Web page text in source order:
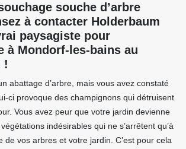
souche d’arbre
à contacter Holderbaum
paysagiste pour
à Mondorf-les-bains au
!
abattage d’arbre, mais vous avez constaté
ci provoque des champignons qui détruisent
Vous avez peur que votre jardin devienne
indésirables qui ne s’arrêtent qu’à
de vos arbres et votre jardin. C’est pour cela